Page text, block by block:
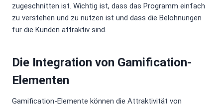
zugeschnitten ist. Wichtig ist, dass das Programm einfach
zu verstehen und zu nutzen ist und dass die Belohnungen
für die Kunden attraktiv sind.
Die Integration von Gamification-
Elementen
Gamification-Elemente können die Attraktivität von